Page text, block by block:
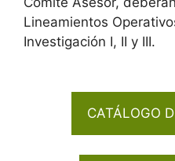
Lineamientos
Investigación I, II y III.
CATÁLOGO